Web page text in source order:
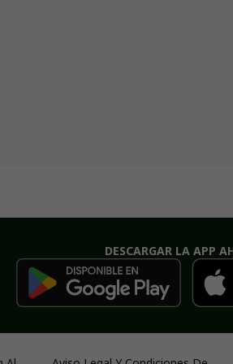
DESCARGAR LA APP